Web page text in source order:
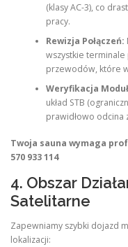
(klasy AC-3), co
pracy.
Rewizja Połączeń:
wszystkie
przewodów, które
Weryfikacja
układ STB
prawidłowo odcina
Twoja sauna wymaga
570 933 114
4. Obszar
Satelitarne
Zapewniamy szybki dojazd
lokalizacji: